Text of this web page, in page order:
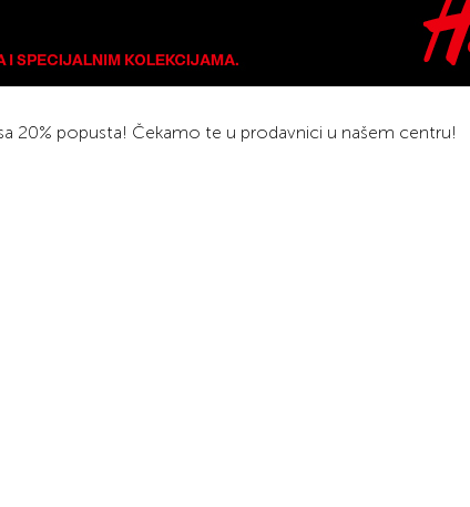
20% popusta! Čekamo te u prodavnici u našem centru!